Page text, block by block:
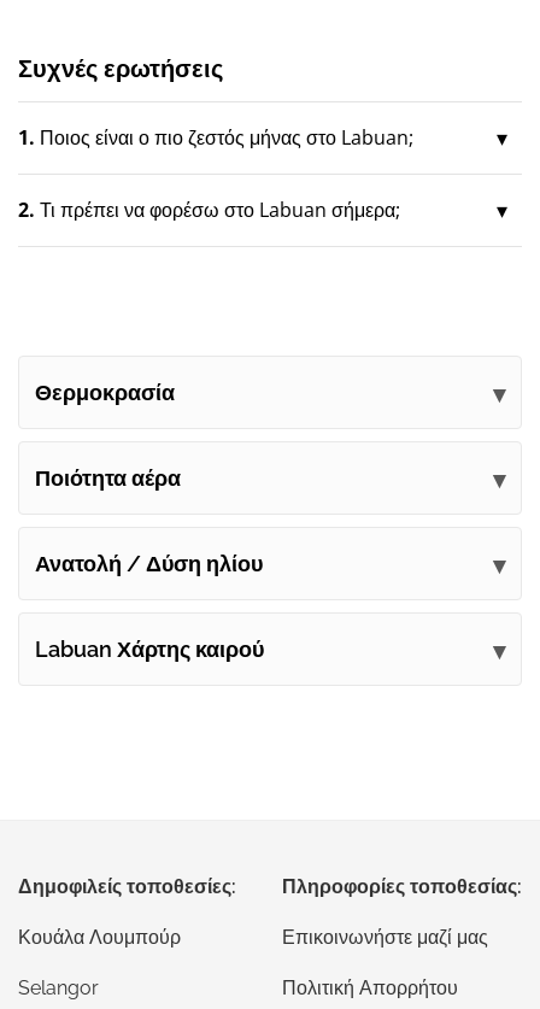
Συχνές ερωτήσεις
1. Ποιος είναι ο πιο ζεστός μήνας στο Labuan;
2. Τι πρέπει να φορέσω στο Labuan σήμερα;
Θερμοκρασία
Ποιότητα αέρα
Ανατολή / Δύση ηλίου
Labuan Χάρτης καιρού
Δημοφιλείς τοποθεσίες:
Κουάλα Λουμπούρ
Selangor
Πληροφορίες τοποθεσίας:
Επικοινωνήστε μαζί μας
Πολιτική Απορρήτου